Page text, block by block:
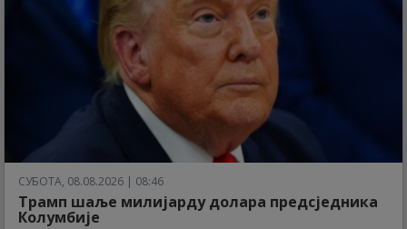
СУБОТА, 08.08.2026 | 08:46
Трамп шаље милијарду долара предсједника
Колумбије